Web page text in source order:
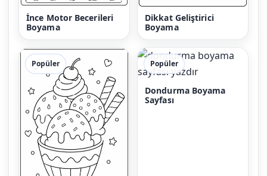
İnce Motor Becerileri
Boyama
Dikkat Geliştirici
Boyama
Popüler Popüler
Dondurma Boyama
Sayfası